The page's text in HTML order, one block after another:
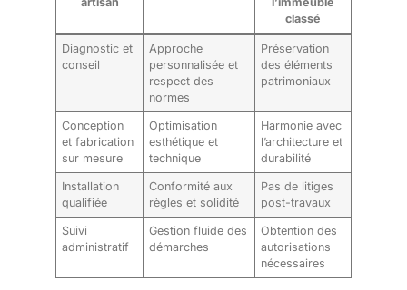
classé
Diagnostic et
conseil
Approche
personnalisée et
respect des
normes
Préservation
des éléments
patrimoniaux
Conception
et fabrication
sur mesure
Optimisation
esthétique et
technique
Harmonie avec
l’architecture et
durabilité
Installation
qualifiée
Conformité aux
règles et solidité
Pas de litiges
post-travaux
Suivi
administratif
Gestion fluide des
démarches
Obtention des
autorisations
nécessaires